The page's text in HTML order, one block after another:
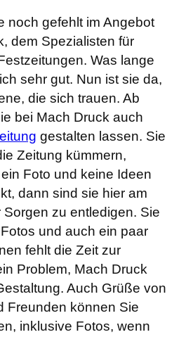
noch gefehlt im Angebot
dem Spezialisten für
Was lange
sehr gut. Nun ist sie da,
die sich trauen. Ab
bei Mach Druck auch
gestalten lassen. Sie
Zeitung kümmern,
Foto und keine Ideen
dann sind sie hier am
Sorgen zu entledigen. Sie
und auch ein paar
fehlt die Zeit zur
Problem, Mach Druck
Auch Grüße von
Freunden können Sie
inklusive Fotos, wenn